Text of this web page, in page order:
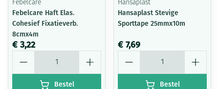
Febelcare
Febelcare Haft Elas.
Cohesief Fixatieverb.
8cmx4m
€ 3,22
Bestel
Hansaplast
Hansaplast Stevige
Sporttape 25mmx10m
€ 7,69
Bestel